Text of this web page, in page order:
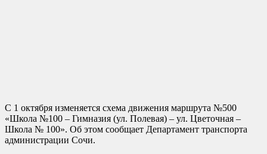
С 1 октября изменяется схема движения маршрута №500
«Школа №100 – Гимназия (ул. Полевая) – ул. Цветочная –
Школа № 100». Об этом сообщает Департамент транспорта
администрации Сочи.